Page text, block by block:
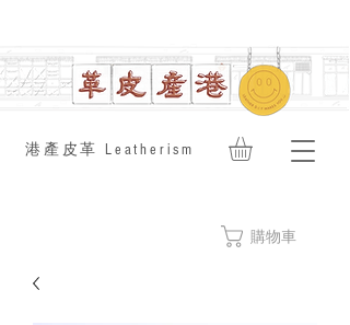
​港產皮革 Leatherism
購物車